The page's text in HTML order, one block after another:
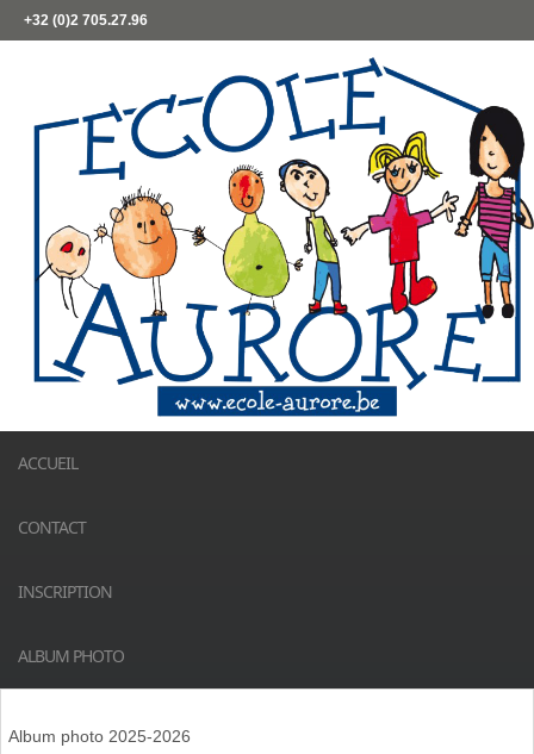
+32 (0)2 705.27.96
ACCUEIL
CONTACT
INSCRIPTION
ALBUM PHOTO
Album photo 2025-2026